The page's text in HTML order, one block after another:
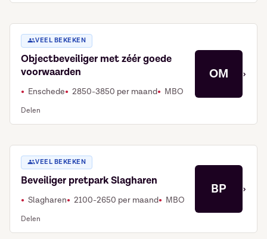
VEEL BEKEKEN
Objectbeveiliger met zéér goede
voorwaarden
Enschede 2850-3850 per maand MBO
Delen
OM ›
VEEL BEKEKEN
Beveiliger pretpark Slagharen
Slagharen 2100-2650 per maand MBO
Delen
BP ›